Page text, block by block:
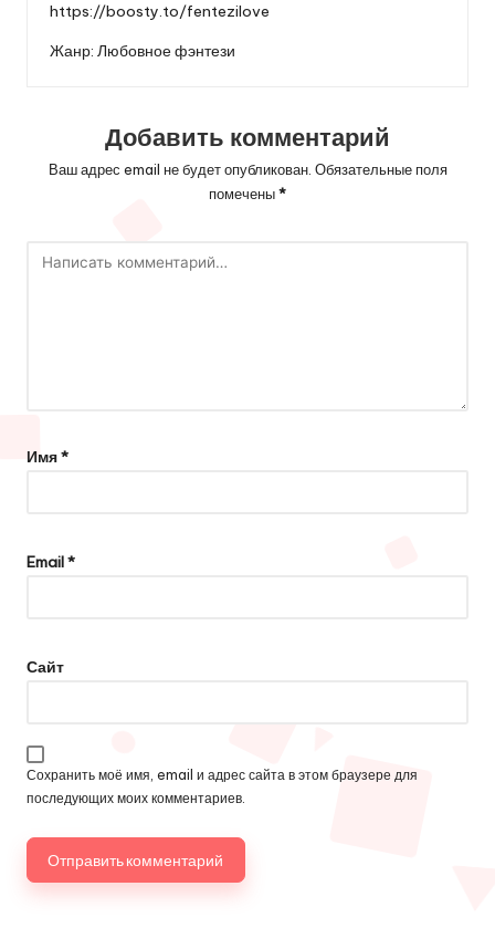
https://boosty.to/fentezilove
Жанр: Любовное фэнтези
Добавить комментарий
Ваш адрес email не будет опубликован. Обязательные поля
помечены*
Имя*
Email*
Сайт
Сохранить моё имя, email и адрес сайта в этом браузере для
последующих моих комментариев.